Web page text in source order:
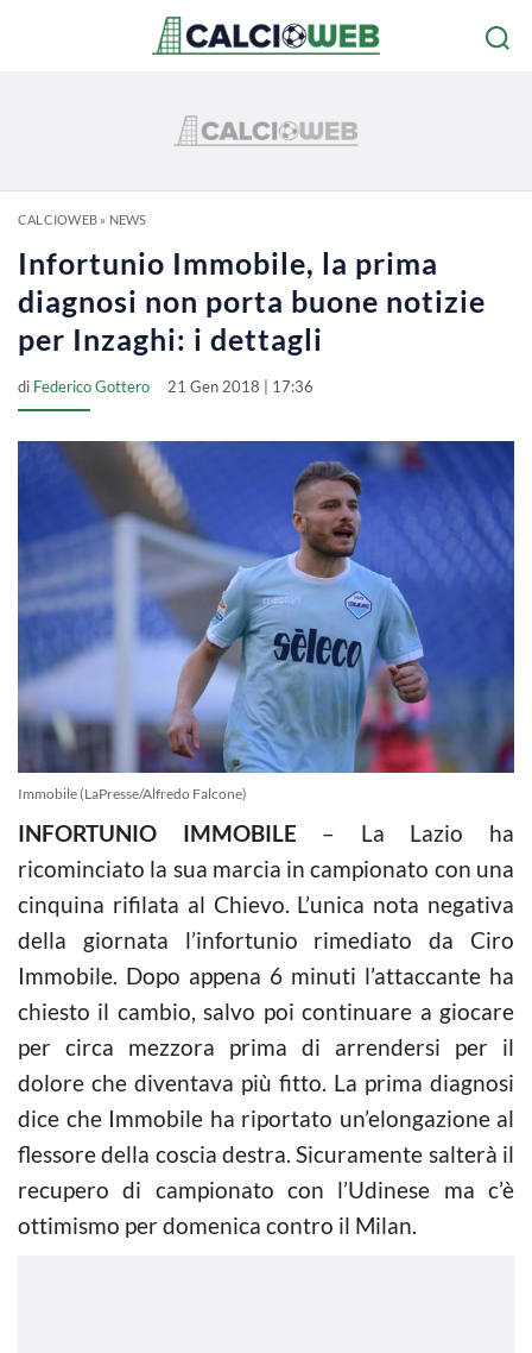
CALCIOWEB» NEWS
Infortunio Immobile, la prima
diagnosi non porta buone notizie
per Inzaghi: i dettagli
di Federico Gottero 21 Gen 2018 | 17:36
Immobile (LaPresse/Alfredo Falcone)
INFORTUNIO IMMOBILE – La Lazio ha
ricominciato la sua marcia in campionato con una
cinquina rifilata al Chievo. L’unica nota negativa
della giornata l’infortunio rimediato da Ciro
Immobile. Dopo appena 6 minuti l’attaccante ha
chiesto il cambio, salvo poi continuare a giocare
per circa mezzora prima di arrendersi per il
dolore che diventava più fitto. La prima diagnosi
dice che Immobile ha riportato un’elongazione al
flessore della coscia destra. Sicuramente salterà il
recupero di campionato con l’Udinese ma c’è
ottimismo per domenica contro il Milan.